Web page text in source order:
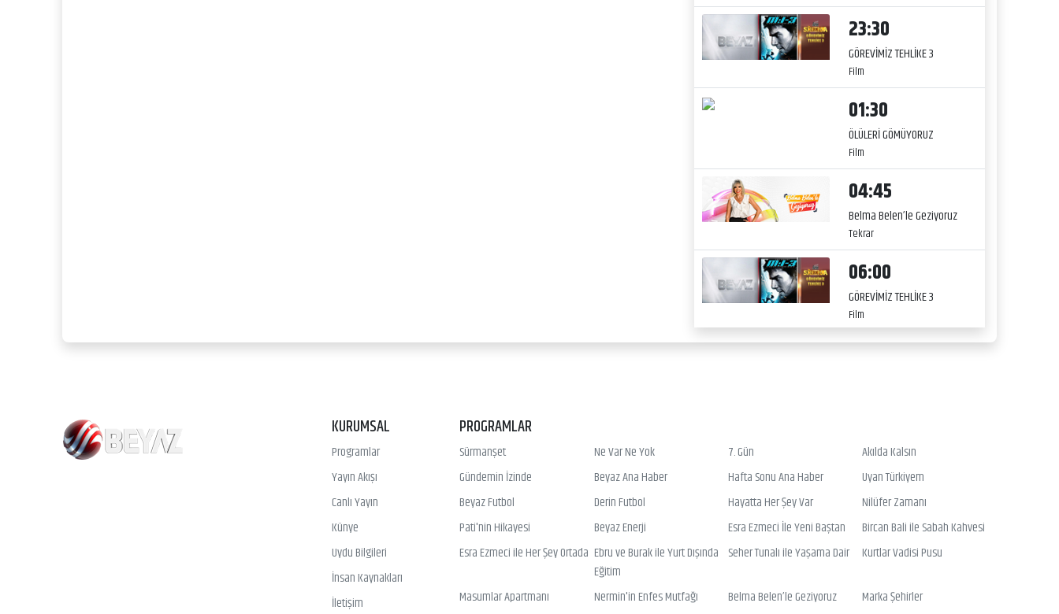
23:30
GÖREVİMİZ TEHLİKE 3
Film
01:30
ÖLÜLERİ GÖMÜYORUZ
Film
04:45
Belma Belen’le Geziyoruz
Tekrar
06:00
GÖREVİMİZ TEHLİKE 3
Film
KURUMSAL
Programlar
Yayın Akışı
Canlı Yayın
Künye
Uydu Bilgileri
İnsan Kaynakları
İletişim
PROGRAMLAR
Sürmanşet Ne Var Ne Yok 7. Gün
Akılda Kalsın
Gündemin İzinde
Beyaz Ana Haber Hafta Sonu Ana Haber
Uyan Türkiyem
Beyaz Futbol
Derin Futbol Hayatta Her Şey Var
Nilüfer Zamanı
Pati'nin Hikayesi
Beyaz Enerji Esra Ezmeci İle Yeni Baştan
Bircan Bali ile Sabah Kahvesi
Esra Ezmeci ile Her Şey Ortada Ebru ve Burak ile Yurt Dışında
Eğitim
Seher Tunalı ile Yaşama Dair Kurtlar Vadisi Pusu
Masumlar Apartmanı Nermin'in Enfes Mutfağı Belma Belen’le Geziyoruz
Marka Şehirler